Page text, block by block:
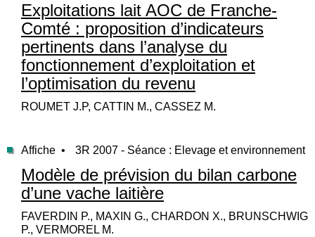
Exploitations lait AOC de Franche-
Comté : proposition d’indicateurs
pertinents dans l’analyse du
fonctionnement d’exploitation et
l’optimisation du revenu
ROUMET J.P, CATTIN M., CASSEZ M.
Affiche • 3R 2007 - Séance : Elevage et environnement
Modèle de prévision du bilan carbone
d’une vache laitière
FAVERDIN P., MAXIN G., CHARDON X., BRUNSCHWIG
P., VERMOREL M.